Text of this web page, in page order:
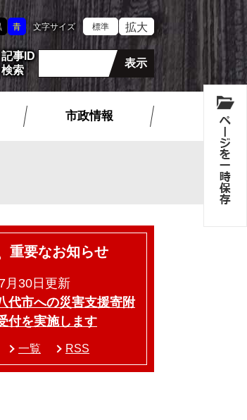
青 文字サイズ 標準 拡大
記事ID
検索
市政情報
重要なお知らせ
月30日更新
代市への災害支援寄附
付を実施します
一覧 RSS